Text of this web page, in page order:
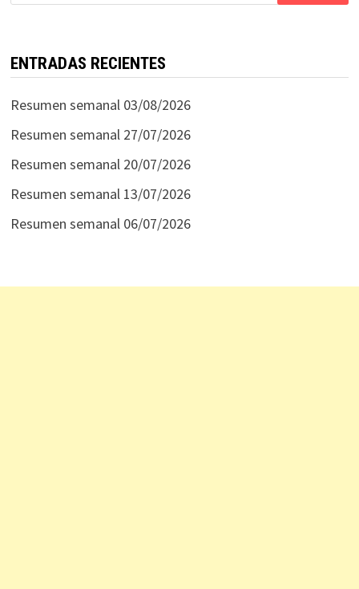
ENTRADAS RECIENTES
Resumen semanal 03/08/2026
Resumen semanal 27/07/2026
Resumen semanal 20/07/2026
Resumen semanal 13/07/2026
Resumen semanal 06/07/2026